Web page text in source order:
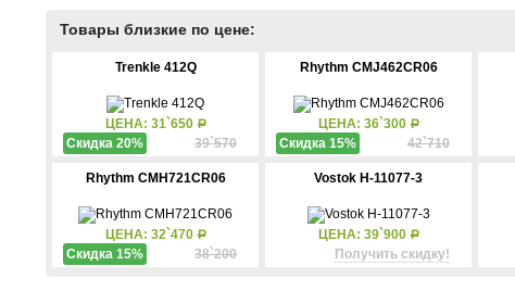
Товары близкие по цене:
Trenkle 412Q
ЦЕНА: 31`650 Р
39`570
Скидка 20%
Rhythm CMJ462CR06
ЦЕНА: 36`300 Р
42`710
Скидка 15%
Rhythm CMH721CR06
ЦЕНА: 32`470 Р
38`200
Скидка 15%
Vostok H-11077-3
ЦЕНА: 39`900 Р
Получить скидку!